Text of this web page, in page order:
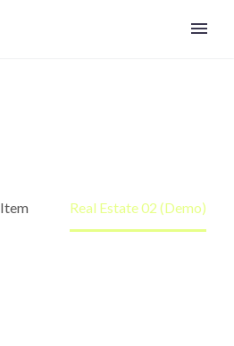
Real Estate 02 (Demo)